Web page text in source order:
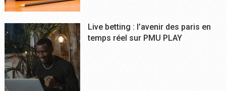
Live betting : l’avenir des paris en
temps réel sur PMU PLAY